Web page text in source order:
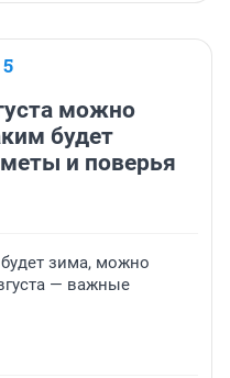
можно
будет
и поверья
зима, можно
— важные